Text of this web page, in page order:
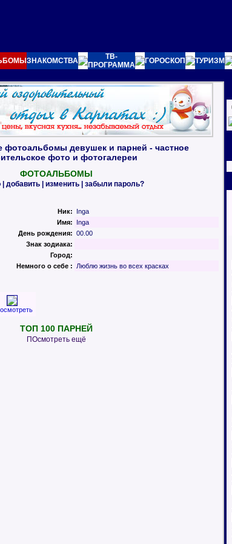
ЗНАКОМСТВА
ТВ-
ПРОГРАММА
ГОРОСКОП ТУРИЗМ
фотоальбомы девушек и парней - частное
фото и фотогалереи
ФОТОАЛЬБОМЫ
| добавить| изменить| забыли пароль?
Ник:
Inga
Имя:
Inga
День рождения: 00.00
Знак зодиака:
Город:
Немного о себе :
Люблю жизнь во всех красках
ТОП 100 ПАРНЕЙ
ПОсмотреть ещё